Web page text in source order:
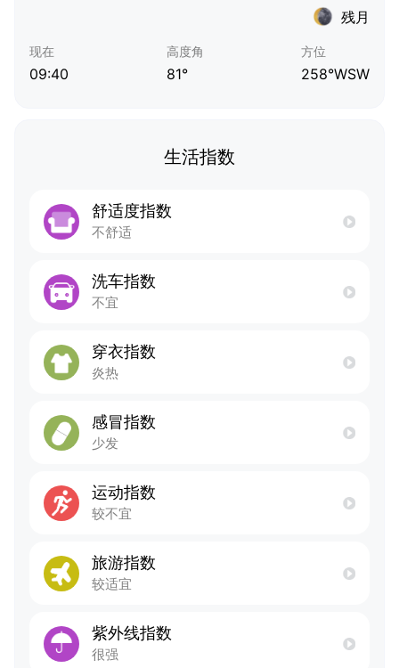
残月
现在
09:40
高度角
81°
方位
258°WSW
生活指数
舒适度指数
不舒适
洗车指数
不宜
穿衣指数
炎热
感冒指数
少发
运动指数
较不宜
旅游指数
较适宜
紫外线指数
很强